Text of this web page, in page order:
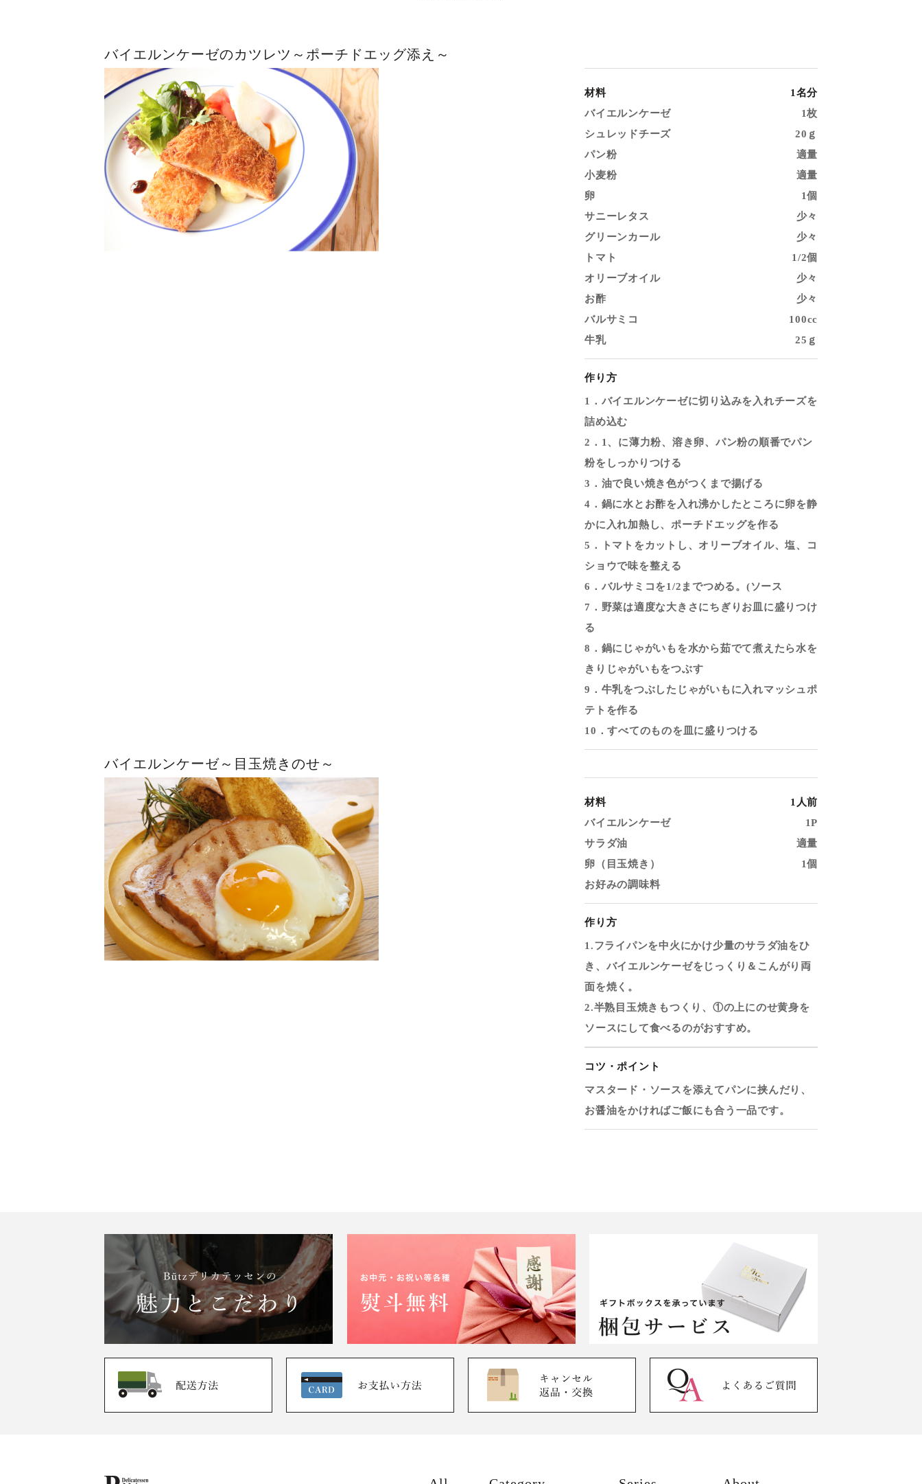
バイエルンケーゼのカツレツ～ポーチドエッグ添え～
材料
1名分
バイエルンケーゼ
1枚
シュレッドチーズ
20ｇ
パン粉
適量
小麦粉
適量
卵
1個
サニーレタス
少々
グリーンカール
少々
トマト
1/2個
オリーブオイル
少々
お酢
少々
バルサミコ
100cc
牛乳
25ｇ
作り方
1．バイエルンケーゼに切り込みを入れチーズを
詰め込む
2．1、に薄力粉、溶き卵、パン粉の順番でパン
粉をしっかりつける
3．油で良い焼き色がつくまで揚げる
4．鍋に水とお酢を入れ沸かしたところに卵を静
かに入れ加熱し、ポーチドエッグを作る
5．トマトをカットし、オリーブオイル、塩、コ
ショウで味を整える
6．バルサミコを1/2までつめる。(ソース
7．野菜は適度な大きさにちぎりお皿に盛りつけ
る
8．鍋にじゃがいもを水から茹でて煮えたら水を
きりじゃがいもをつぶす
9．牛乳をつぶしたじゃがいもに入れマッシュポ
テトを作る
10．すべてのものを皿に盛りつける
バイエルンケーゼ～目玉焼きのせ～
材料
1人前
バイエルンケーゼ
1P
サラダ油
適量
卵（目玉焼き）
1個
お好みの調味料
作り方
1.フライパンを中火にかけ少量のサラダ油をひ
き、バイエルンケーゼをじっくり＆こんがり両
面を焼く。
2.半熟目玉焼きもつくり、①の上にのせ黄身を
ソースにして食べるのがおすすめ。
コツ・ポイント
マスタード・ソースを添えてパンに挟んだり、
お醤油をかければご飯にも合う一品です。